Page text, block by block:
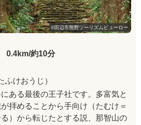
©田辺市熊野ツーリズムビューロー
0.4km/約10分
ふけおうじ）
ある最後の王子社です。多富気と
拝めることから手向け（たむけ＝
）から転じたとする説、那智山の